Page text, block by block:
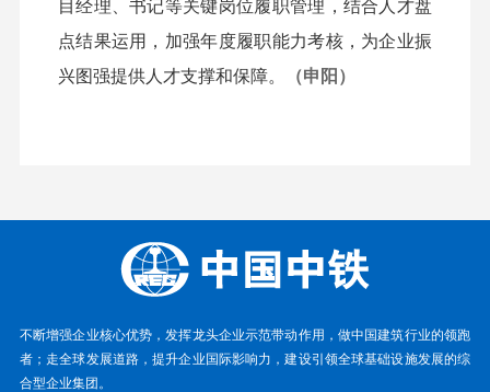
目经理、书记等关键岗位履职管理，结合人才盘
点结果运用，加强年度履职能力考核，为企业振
兴图强提供人才支撑和保障。
（申阳）
不断增强企业核心优势，发挥龙头企业示范带动作用，做中国建筑行业的领跑
者；走全球发展道路，提升企业国际影响力，建设引领全球基础设施发展的综
合型企业集团。